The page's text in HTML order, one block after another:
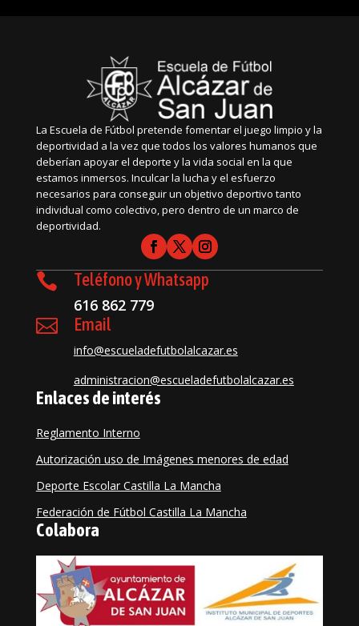
La Escuela de Fútbol pretende fomentar el juego limpio y la
deportividad a la vez que todos los valores humanos que
deberían apoyar el deporte y la vida social en la que
estamos inmersos. Inculcar la lucha y el esfuerzo
necesarios para conseguir un objetivo deportivo tanto
individual como colectivo, pero dentro de un marco de
deportividad.
 Teléfono y Whatsapp
616 862 779
 Email
info@escueladefutbolalcazar.es
administracion@escueladefutbolalcazar.es
Enlaces de interés
Reglamento Interno
Autorización uso de Imágenes menores de edad
Deporte Escolar Castilla La Mancha
Federación de Fútbol Castilla La Mancha
Colabora